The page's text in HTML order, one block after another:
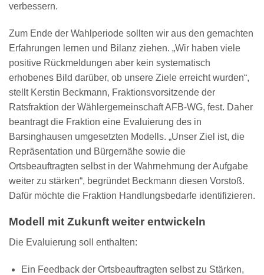
verbessern.
Zum Ende der Wahlperiode sollten wir aus den gemachten
Erfahrungen lernen und Bilanz ziehen. „Wir haben viele
positive Rückmeldungen aber kein systematisch
erhobenes Bild darüber, ob unsere Ziele erreicht wurden“,
stellt Kerstin Beckmann, Fraktionsvorsitzende der
Ratsfraktion der Wählergemeinschaft AFB-WG, fest. Daher
beantragt die Fraktion eine Evaluierung des in
Barsinghausen umgesetzten Modells. „Unser Ziel ist, die
Repräsentation und Bürgernähe sowie die
Ortsbeauftragten selbst in der Wahrnehmung der Aufgabe
weiter zu stärken“, begründet Beckmann diesen Vorstoß.
Dafür möchte die Fraktion Handlungsbedarfe identifizieren.
Modell mit Zukunft weiter entwickeln
Die Evaluierung soll enthalten:
Ein Feedback der Ortsbeauftragten selbst zu Stärken,